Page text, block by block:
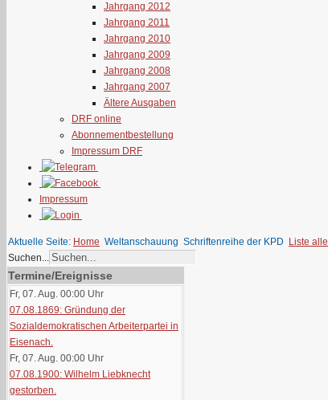
Jahrgang 2012
Jahrgang 2011
Jahrgang 2010
Jahrgang 2009
Jahrgang 2008
Jahrgang 2007
Ältere Ausgaben
DRF online
Abonnementbestellung
Impressum DRF
Impressum
Aktuelle Seite: Home Weltanschauung Schriftenreihe der KPD Liste
Suchen...
Termine/Ereignisse
Fr, 07. Aug. 00:00 Uhr
07.08.1869: Gründung der
Sozialdemokratischen Arbeiterpartei in
Eisenach.
Fr, 07. Aug. 00:00 Uhr
07.08.1900: Wilhelm Liebknecht
gestorben.